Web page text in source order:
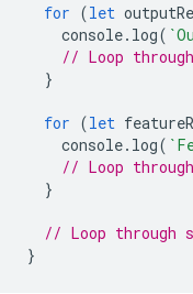
for (let
console. log(
// Loop
}
for (let
console. log(
// Loop
}
// Loop through
}